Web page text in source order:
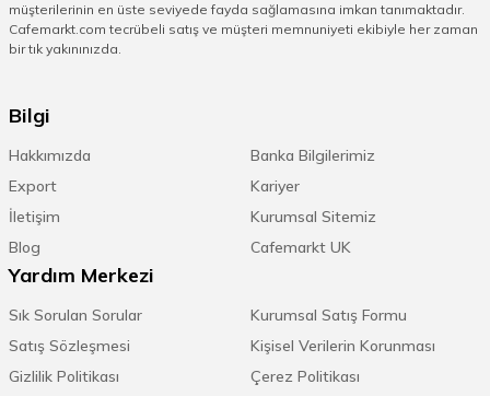
müşterilerinin en üste seviyede fayda sağlamasına imkan tanımaktadır.
Cafemarkt.com tecrübeli satış ve müşteri memnuniyeti ekibiyle her zaman
bir tık yakınınızda.
Bilgi
Hakkımızda
Banka Bilgilerimiz
Export
Kariyer
İletişim
Kurumsal Sitemiz
Blog
Cafemarkt UK
Yardım Merkezi
Sık Sorulan Sorular
Kurumsal Satış Formu
Satış Sözleşmesi
Kişisel Verilerin Korunması
Gizlilik Politikası
Çerez Politikası